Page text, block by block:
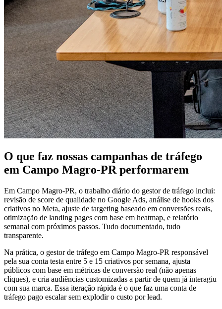
O que faz nossas campanhas de tráfego
em Campo Magro-PR performarem
Em Campo Magro-PR, o trabalho diário do gestor de tráfego inclui:
revisão de score de qualidade no Google Ads, análise de hooks dos
criativos no Meta, ajuste de targeting baseado em conversões reais,
otimização de landing pages com base em heatmap, e relatório
semanal com próximos passos. Tudo documentado, tudo
transparente.
Na prática, o gestor de tráfego em Campo Magro-PR responsável
pela sua conta testa entre 5 e 15 criativos por semana, ajusta
públicos com base em métricas de conversão real (não apenas
cliques), e cria audiências customizadas a partir de quem já interagiu
com sua marca. Essa iteração rápida é o que faz uma conta de
tráfego pago escalar sem explodir o custo por lead.